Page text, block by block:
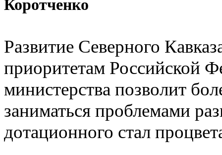
Коротченко
Развитие Северного
приоритетам Российской
министерства позволит
заниматься проблемами
дотационного стал